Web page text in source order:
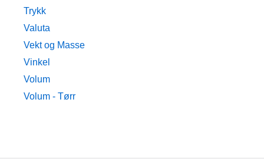
Trykk
Valuta
Vekt og Masse
Vinkel
Volum
Volum - Tørr